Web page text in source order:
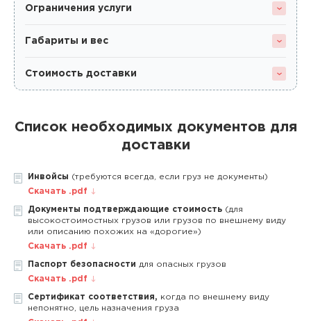
Ограничения услуги
Габариты и вес
Стоимость доставки
Список необходимых документов для
доставки
Инвойсы (требуются всегда, если груз не документы)
Скачать .pdf
Документы подтверждающие стоимость (для
высокостоимостных грузов или грузов по внешнему виду
или описанию похожих на «дорогие»)
Скачать .pdf
Паспорт безопасности для опасных грузов
Скачать .pdf
Сертификат соответствия, когда по внешнему виду
непонятно, цель назначения груза